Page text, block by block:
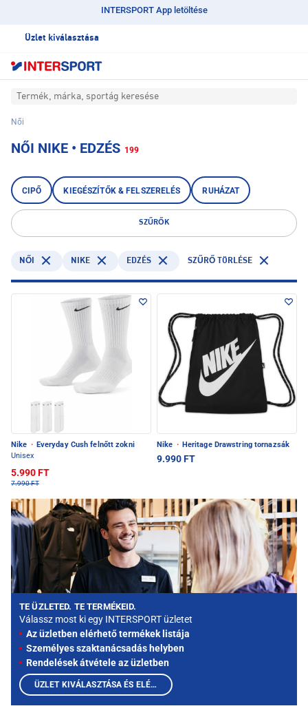
INTERSPORT App letöltése
Üzlet kiválasztása
Termék, márka, sportág keresése
Női
NŐI NIKE • EDZÉS 199
CIPŐ KIEGÉSZÍTŐK & FELSZERELÉS RUHÁZAT
SZŰRŐK
NŐI NIKE EDZÉS SZŰRŐ TÖRLÉSE
Nike · Everyday Cush felnőtt zokni
Unisex
5.990 FT
7.990 FT
Nike · Heritage Drawstring tornazsák
9.990 FT
TE ÜZLETED. TE TERMÉKEID.
Válassz most ki egy INTERSPORT üzletet
Az üzletben elérhető termékek listája
Személyes szaktanácsadás helyben
Rendelések átvétele az üzletben
ÜZLET KIVÁLASZTÁSA ÉS ELÉRHETŐ TERMÉKEK MEGTEKINTÉSE